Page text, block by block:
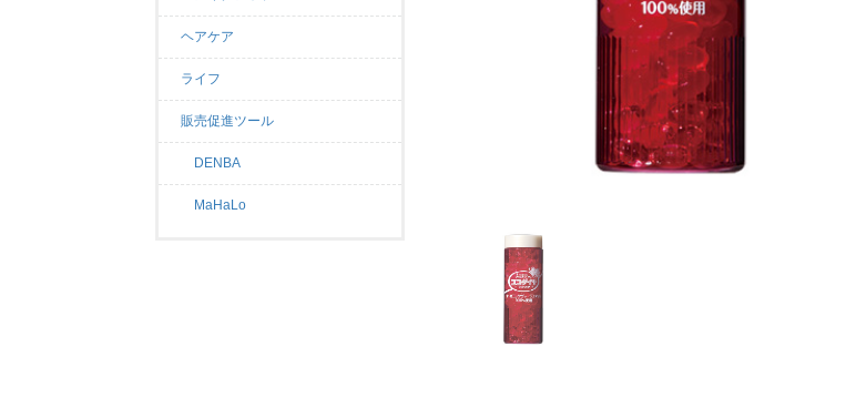
ヘアケア
ライフ
販売促進ツール
DENBA
MaHaLo